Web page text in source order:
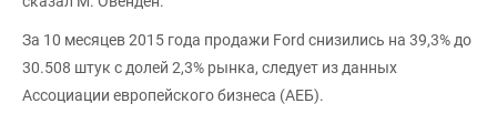
За 10 месяцев 2015 года продажи Ford снизились на 39,3% до
30.508 штук с долей 2,3% рынка, следует из данных
Ассоциации европейского бизнеса (АЕБ).